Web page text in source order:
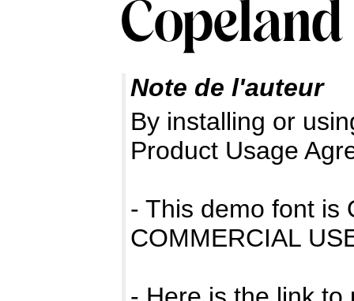
Note de l'auteur
By installing or
Product Usage
- This demo font is
COMMERCIAL